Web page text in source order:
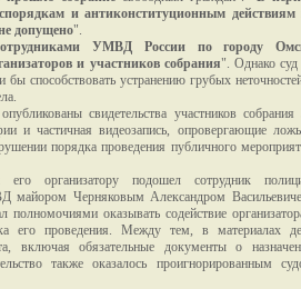
и антиконституционным действиям
допущено".
УМВД России по городу
и участников собрания". Однако суд
способствовать устранению грубых
свидетельства участников собрания
и частичная видеозапись, опровергающие
порядка проведения публичного
организатору подошел сотрудник
майором Черняковым Александром
оказывать содействие
его проведения. Между тем, в материалах
включая обязательные документы о
также оказалось проигнорированным